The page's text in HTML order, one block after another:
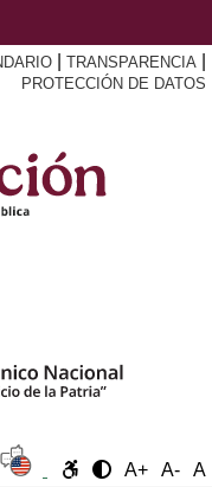
TRANSPARENCIA
PROTECCIÓN DE DATOS
A+ A- A